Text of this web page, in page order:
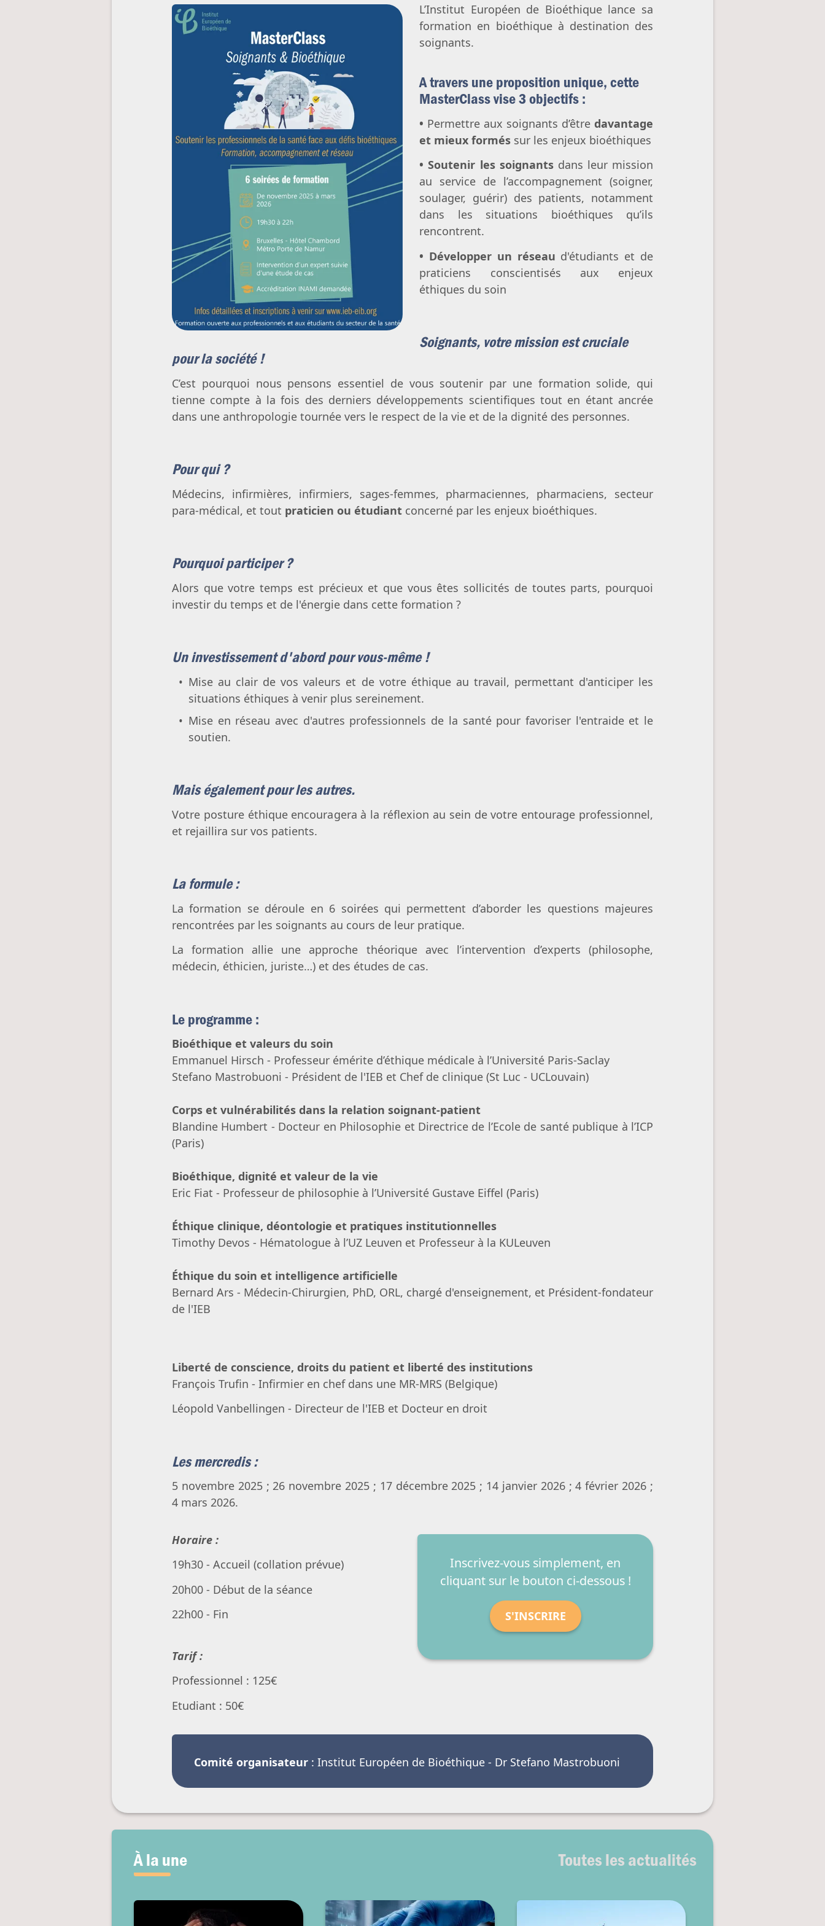
Avortement
Filiation & accès aux origines
Genre & sexualité
Transhumanisme
Intelligence artificielle
L’Institut Européen de Bioéthique lance sa
formation en bioéthique à destination des
soignants.
A travers une proposition unique, cette
MasterClass vise 3 objectifs :
• Permettre aux soignants d’être davantage
et mieux formés sur les enjeux bioéthiques
• Soutenir les soignantsdans leur mission
au service de l’accompagnement (soigner,
soulager, guérir) des patients, notamment
dans les situations bioéthiques qu’ils
rencontrent.
• Développer un réseau d'étudiants et de
praticiens conscientisés aux enjeux
éthiques du soin
Soignants, votre mission est cruciale
pour la société !
C’est pourquoi nous pensons essentiel de vous soutenir par une formation solide, qui
tienne compte à la fois des derniers développements scientifiques tout en étant ancrée
dans une anthropologie tournée vers le respect de la vie et de la dignité des personnes.
Pour qui ?
Médecins, infirmières, infirmiers, sages-femmes, pharmaciennes, pharmaciens, secteur
para-médical, et tout praticien ou étudiant concerné par les enjeux bioéthiques.
Pourquoi participer ?
Alors que votre temps est précieux et que vous êtes sollicités de toutes parts, pourquoi
investir du temps et de l'énergie dans cette formation ?
Un investissement d'abord pour vous-même !
Mise au clair de vos valeurs et de votre éthique au travail, permettant d'anticiper les
situations éthiques à venir plus sereinement.
Mise en réseau avec d'autres professionnels de la santé pour favoriser l'entraide et le
soutien.
Mais également pour les autres.
Votre posture éthique encouragera à la réflexion au sein de votre entourage professionnel,
et rejaillira sur vos patients.
La formule :
La formation se déroule en 6 soirées qui permettent d’aborder les questions majeures
rencontrées par les soignants au cours de leur pratique.
La formation allie une approche théorique avec l’intervention d’experts (philosophe,
médecin, éthicien, juriste…) et des études de cas.
Le programme :
Bioéthique et valeurs du soin
Emmanuel Hirsch - Professeur émérite d’éthique médicale à l’Université Paris-Saclay
Stefano Mastrobuoni - Président de l'IEB et Chef de clinique (St Luc - UCLouvain)
Corps et vulnérabilités dans la relation soignant-patient
Blandine Humbert - Docteur en Philosophie et Directrice de l’Ecole de santé publique à l’ICP
(Paris)
Bioéthique, dignité et valeur de la vie
Eric Fiat - Professeur de philosophie à l’Université Gustave Eiffel (Paris)
Éthique clinique, déontologie et pratiques institutionnelles
Timothy Devos - Hématologue à l’UZ Leuven et Professeur à la KULeuven
Éthique du soin et intelligence artificielle
Bernard Ars - Médecin-Chirurgien, PhD, ORL, chargé d'enseignement, et Président-fondateur
de l'IEB
Liberté de conscience, droits du patient et liberté des institutions
François Trufin - Infirmier en chef dans une MR-MRS (Belgique)
Léopold Vanbellingen - Directeur de l'IEB et Docteur en droit
Les mercredis :
5 novembre 2025 ; 26 novembre 2025 ; 17 décembre 2025 ; 14 janvier 2026 ; 4 février 2026 ;
4 mars 2026.
Horaire :
19h30 - Accueil (collation prévue)
20h00 - Début de la séance
22h00 - Fin
Tarif :
Professionnel : 125€
Etudiant : 50€
Inscrivez-vous simplement, en
cliquant sur le bouton ci-dessous !
S'INSCRIRE
Comité organisateur : Institut Européen de Bioéthique - Dr Stefano Mastrobuoni
À la une Toutes les actualités